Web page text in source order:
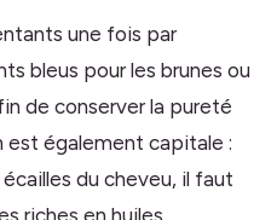
une fois par
bleus pour les brunes ou
de conserver la pureté
est également capitale :
du cheveu, il faut